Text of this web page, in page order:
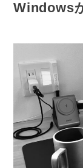
Windows